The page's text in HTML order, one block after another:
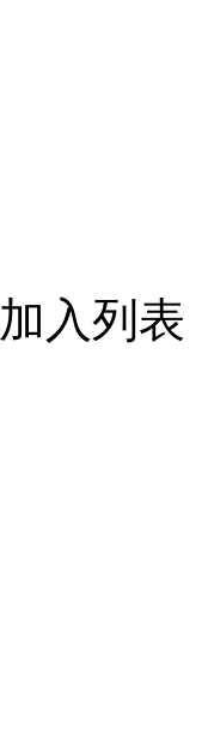
加入列表